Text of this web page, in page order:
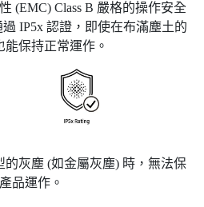
(EMC) Class B 嚴格的操作安全
IP5x 認證，即使在布滿塵土的
能保持正常運作。
的灰塵 (如金屬灰塵) 時，無法保
品運作。